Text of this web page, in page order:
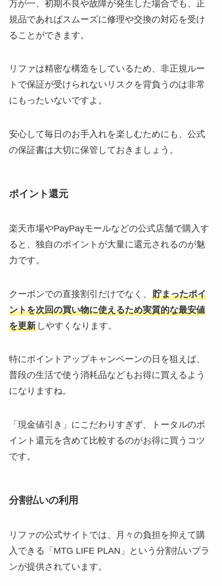
万が一、初期不良や故障が発生した場合でも、正
規品であればスムーズに修理や交換の対応を受け
ることができます。
リファは精密な構造をしているため、非正規ルー
トで保証が受けられないリスクを背負うのは非常
にもったいないですよ。
安心して毎日のお手入れを楽しむためにも、公式
の保証書は大切に保管しておきましょう。
ポイント還元
楽天市場やPayPayモールなどの公式店舗で購入す
ると、独自のポイントが大量に還元されるのが魅
力です。
クーポンでの直接割引だけでなく、 貯まったポイ
ントを次回の買い物に使えるため実質的な最安値
を更新しやすくなります。
特にポイントアップキャンペーンの日を狙えば、
普段の生活で使う消耗品などもお得に買えるよう
になりますね。
「現金値引き」にこだわりすぎず、トータルのポ
イント還元を含めて比較するのがお得に買うコツ
です。
分割払いの利用
リファの公式サイトでは、月々の負担を抑えて購
入できる「MTG LIFE PLAN」という分割払いプラ
ンが提供されています。